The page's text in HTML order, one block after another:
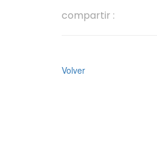
compartir :
Volver